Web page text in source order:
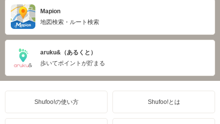
Mapion
地図検索・ルート検索
aruku&（あるくと）
歩いてポイントが貯まる
Shufoo!の使い方 Shufoo!とは